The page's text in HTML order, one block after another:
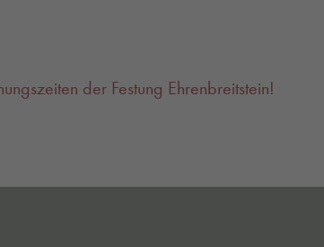
der Festung Ehrenbreitstein!